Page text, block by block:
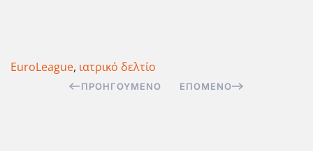
EuroLeague, ιατρικό δελτίο
ΠΡΟΗΓΟΎΜΕΝΟ ΕΠΌΜΕΝΟ